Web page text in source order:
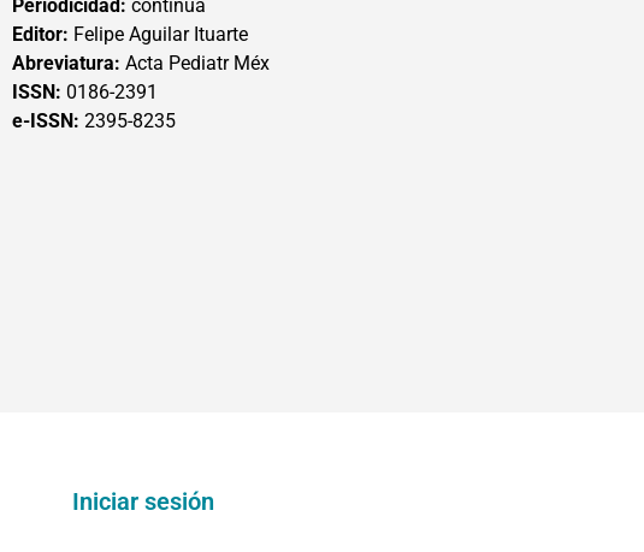
Periodicidad: continua
Editor: Felipe Aguilar Ituarte
Abreviatura: Acta Pediatr Méx
ISSN: 0186-2391
e-ISSN: 2395-8235
Iniciar sesión